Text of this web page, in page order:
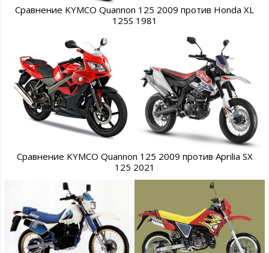
Сравнение KYMCO Quannon 125 2009 против Honda XL
125S 1981
Сравнение KYMCO Quannon 125 2009 против Aprilia SX
125 2021